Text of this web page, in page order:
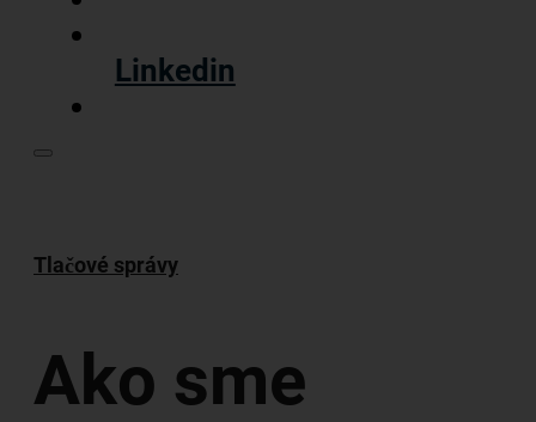
Linkedin
Tlačové správy
Ako sme